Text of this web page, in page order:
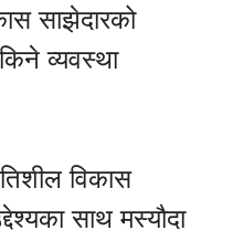
साझेदारको
व्यवस्था
विकास
साथ मस्यौदा